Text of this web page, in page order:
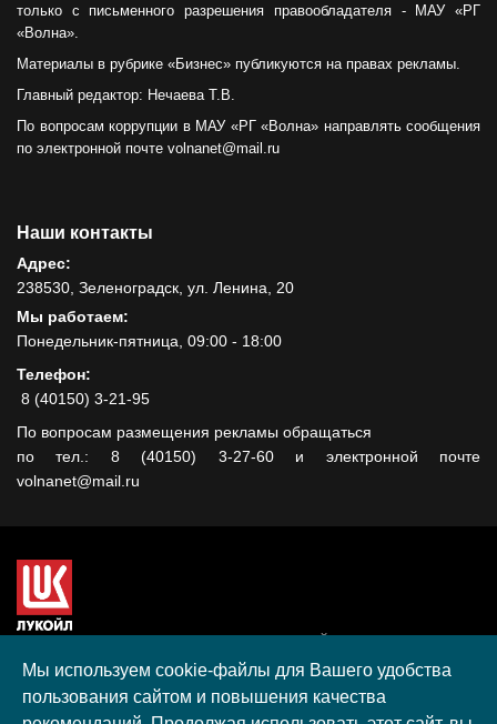
только с письменного разрешения правообладателя - МАУ «РГ
«Волна».
Материалы в рубрике «Бизнес» публикуются на правах рекламы.
Главный редактор: Нечаева Т.В.
По вопросам коррупции в МАУ «РГ «Волна» направлять сообщения
по электронной почте volnanet@mail.ru
Наши контакты
Адрес:
238530, Зеленоградск, ул. Ленина, 20
Мы работаем:
Понедельник-пятница, 09:00 - 18:00
Телефон:
8 (40150) 3-21-95
По вопросам размещения рекламы обращаться
по тел.: 8 (40150) 3-27-60 и электронной почте
volnanet@mail.ru
гранта, полученного в рамках XIII Конкурса социальных и
культурных проектов ПАО "ЛУКОЙЛ" на территории
Калининградской области в 2020 году
Мы используем cookie-файлы для Вашего удобства
пользования сайтом и повышения качества